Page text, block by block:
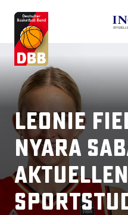
Leonie
Nyara
Aktuellen